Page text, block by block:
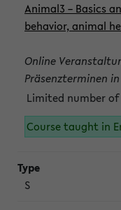
Animal3 – Basics
behavior, animal
Online
Präsenzterminen
Limited number
Course taught in
S